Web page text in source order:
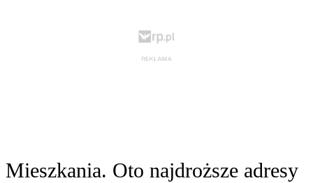
Mieszkania. Oto najdroższe adresy